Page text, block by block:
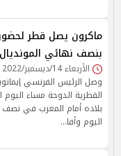
ماكرون يصل قطر لحضور
بنصف نهائي المونديال
الأربعاء 14/ديسمبر/2022 - 09:35 م
وصل الرئيس الفرنسي
القطرية الدوحة مساء اليوم
بلاده أمام المغرب في
اليوم وأفا…